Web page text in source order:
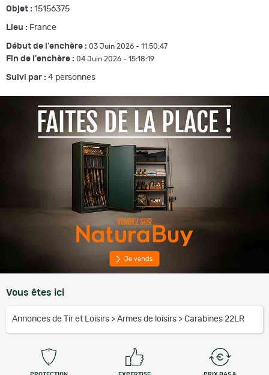
Objet : 15156375
Lieu : France
Début de l'enchère : 03 Juin 2026 - 11:50:47
Fin de l'enchère : 04 Juin 2026 - 15:18:19
Suivi par : 4 personnes
Vous êtes ici
Annonces de Tir et Loisirs > Armes de loisirs > Carabines 22LR